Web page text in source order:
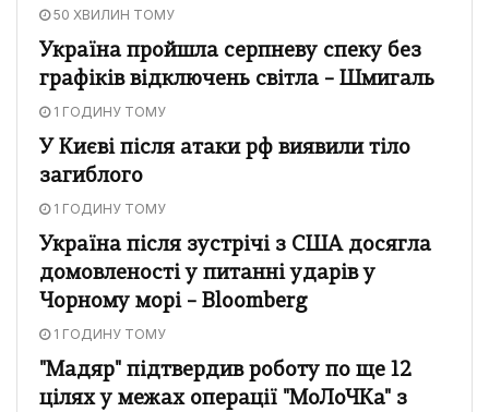
50 ХВИЛИН ТОМУ
Україна пройшла серпневу спеку без
графіків відключень світла – Шмигаль
1 ГОДИНУ ТОМУ
У Києві після атаки рф виявили тіло
загиблого
1 ГОДИНУ ТОМУ
Україна після зустрічі з США досягла
домовленості у питанні ударів у
Чорному морі – Bloomberg
1 ГОДИНУ ТОМУ
"Мадяр" підтвердив роботу по ще 12
цілях у межах операції "МоЛоЧКа" з